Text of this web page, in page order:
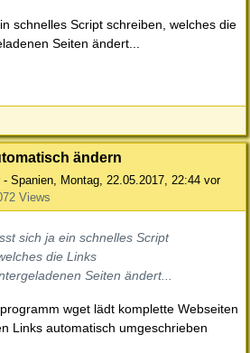
schnelles Script schreiben, welches die
Seiten ändert...
ändern
- Spanien Montag, 22.05.2017, 22:44 vor
Views
sich ja ein schnelles Script
die Links
Seiten ändert...
wget lädt komplette Webseiten
Links automatisch umgeschrieben